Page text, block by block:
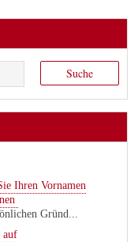
Ihren Vornamen
Gründ...
auf